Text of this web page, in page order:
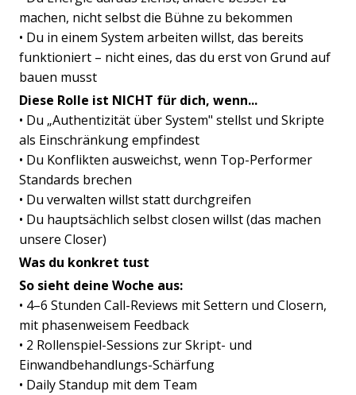
machen, nicht selbst die Bühne zu bekommen
• Du in einem System arbeiten willst, das bereits
funktioniert – nicht eines, das du erst von Grund auf
bauen musst
Diese Rolle ist NICHT für dich, wenn...
• Du „Authentizität über System" stellst und Skripte
als Einschränkung empfindest
• Du Konflikten ausweichst, wenn Top-Performer
Standards brechen
• Du verwalten willst statt durchgreifen
• Du hauptsächlich selbst closen willst (das machen
unsere Closer)
Was du konkret tust
So sieht deine Woche aus:
• 4–6 Stunden Call-Reviews mit Settern und Closern,
mit phasenweisem Feedback
• 2 Rollenspiel-Sessions zur Skript- und
Einwandbehandlungs-Schärfung
• Daily Standup mit dem Team